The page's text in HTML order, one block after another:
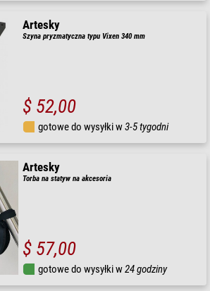
Artesky
Szyna pryzmatyczna typu Vixen 340 mm
$ 52,00
gotowe do wysyłki w3-5 tygodni
Artesky
Torba na statyw na akcesoria
$ 57,00
gotowe do wysyłki w24 godziny